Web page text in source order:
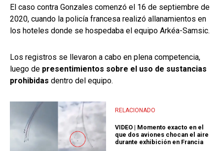
El caso contra Gonzales comenzó el 16 de septiembre de
2020, cuando la policía francesa realizó allanamientos en
los hoteles donde se hospedaba el equipo Arkéa-Samsic.
Los registros se llevaron a cabo en plena competencia,
luego de presentimientos sobre el uso de sustancias
prohibidas dentro del equipo.
RELACIONADO
VIDEO | Momento exacto en el
que dos aviones chocan el aire
durante exhibición en Francia